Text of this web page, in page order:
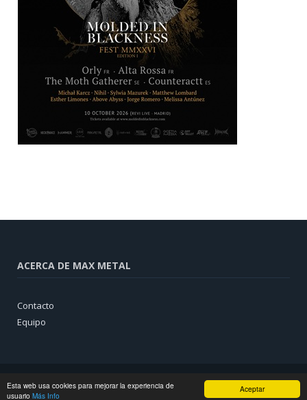
Aceptar
Esta web usa cookies para mejorar la experiencia de
usuario Más Info
ACERCA DE MAX METAL
Contacto
Equipo